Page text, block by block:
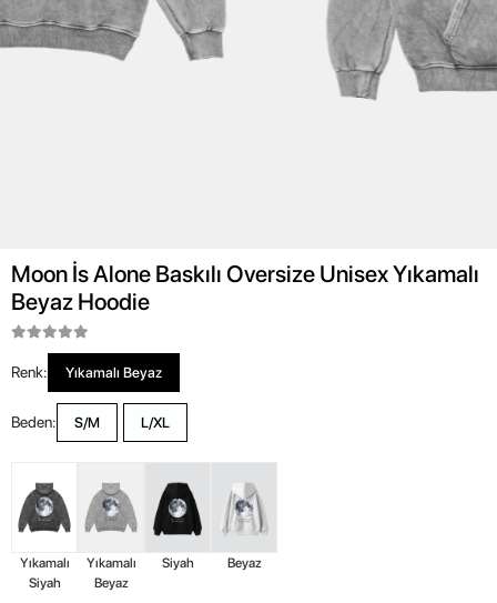
Moon İs Alone Baskılı Oversize Unisex Yıkamalı
Beyaz Hoodie
Renk: Yıkamalı Beyaz
Beden: S/M L/XL
Yıkamalı
Siyah
Yıkamalı
Beyaz
Siyah Beyaz